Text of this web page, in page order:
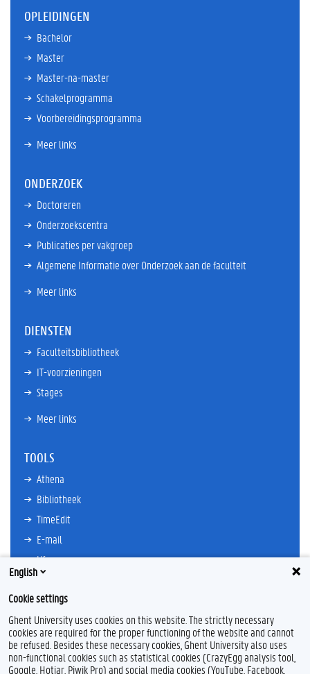
OPLEIDINGEN
Bachelor
Master
Master-na-master
Schakelprogramma
Voorbereidingsprogramma
Meer links
ONDERZOEK
Doctoreren
Onderzoekscentra
Publicaties per vakgroep
Algemene Informatie over Onderzoek aan de faculteit
Meer links
DIENSTEN
Faculteitsbibliotheek
IT-voorzieningen
Stages
Meer links
TOOLS
Athena
Bibliotheek
TimeEdit
E-mail
Ufora
Oasis
Research Explorer
F
T
L
Y
F
English
Cookie settings
Ghent University uses cookies on this website. The strictly necessary
cookies are required for the proper functioning of the website and cannot
be refused. Besides these necessary cookies, Ghent University also uses
non-functional cookies such as statistical cookies (CrazyEgg analysis tool,
Google, Hotjar, Piwik Pro) and social media cookies (YouTube, Facebook,